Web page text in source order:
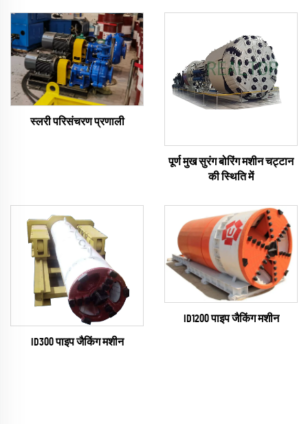
स्लरी परिसंचरण प्रणाली
पूर्ण मुख सुरंग बोरिंग मशीन चट्टान
की स्थिति में
ID300 पाइप जैकिंग मशीन
ID1200 पाइप जैकिंग मशीन